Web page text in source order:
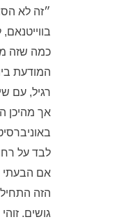
כמה שזה
המודעת
רגיל, עם
אך מהיכן
לבד על
אם הבעתי
הזה
גושים.